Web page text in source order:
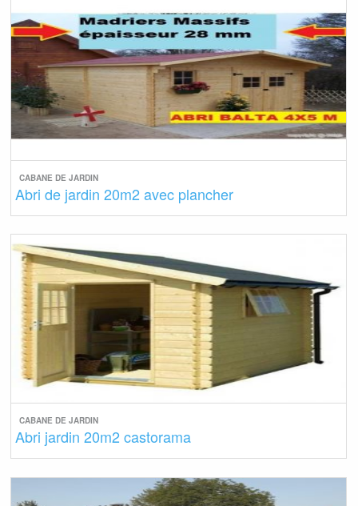
CABANE DE JARDIN
Abri de jardin 20m2 avec plancher
CABANE DE JARDIN
Abri jardin 20m2 castorama